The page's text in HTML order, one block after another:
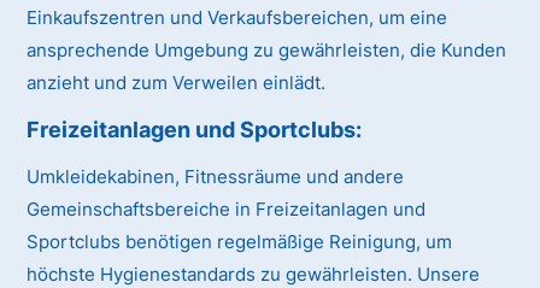
Einkaufszentren und Verkaufsbereichen, um eine
ansprechende Umgebung zu gewährleisten, die Kunden
anzieht und zum Verweilen einlädt.
Freizeitanlagen und Sportclubs:
Umkleidekabinen, Fitnessräume und andere
Gemeinschaftsbereiche in Freizeitanlagen und
Sportclubs benötigen regelmäßige Reinigung, um
höchste Hygienestandards zu gewährleisten. Unsere